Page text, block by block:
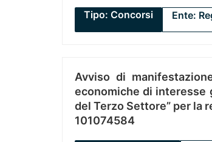
Tipo: Concorsi Ente:
Avviso di
economiche di interesse
del Terzo Settore” per la
101074584